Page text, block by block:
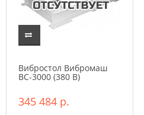
Вибростол Вибромаш
ВC-3000 (380 В)
345 484 р.